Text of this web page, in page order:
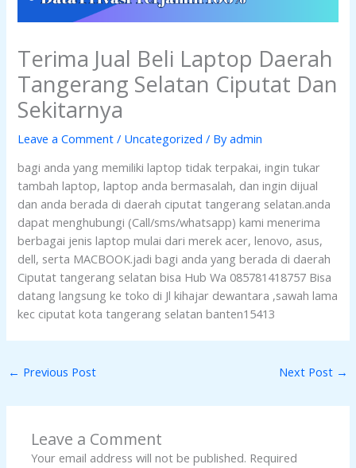
Terima Jual Beli Laptop Daerah
Tangerang Selatan Ciputat Dan
Sekitarnya
Leave a Comment / Uncategorized / Byadmin
bagi anda yang memiliki laptop tidak terpakai, ingin tukar
tambah laptop, laptop anda bermasalah, dan ingin dijual
dan anda berada di daerah ciputat tangerang selatan.anda
dapat menghubungi (Call/sms/whatsapp) kami menerima
berbagai jenis laptop mulai dari merek acer, lenovo, asus,
dell, serta MACBOOK.jadi bagi anda yang berada di daerah
Ciputat tangerang selatan bisa Hub Wa 085781418757 Bisa
datang langsung ke toko di Jl kihajar dewantara ,sawah lama
kec ciputat kota tangerang selatan banten15413
← Previous Post Next Post →
Leave a Comment
Your email address will not be published. Required